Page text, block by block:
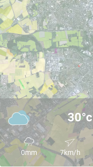
30°c
0mm 7km/h